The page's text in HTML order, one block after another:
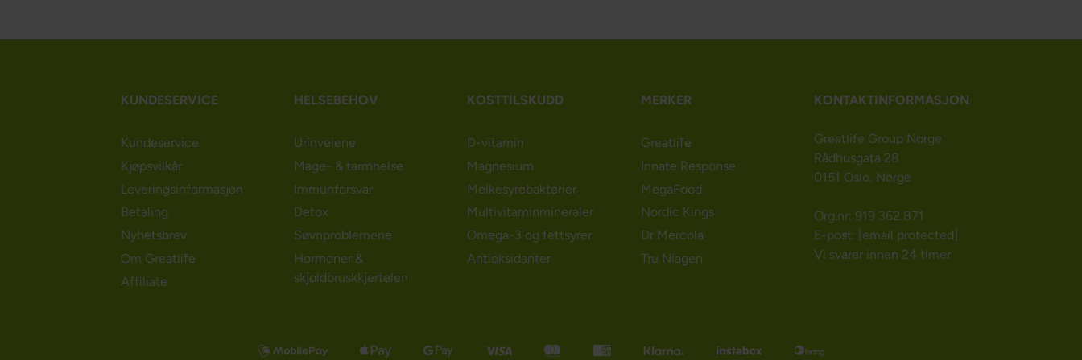
KUNDESERVICE
Kundeservice
Kjøpsvilkår
Leveringsinformasjon
Betaling
Nyhetsbrev
Om Greatlife
Affiliate
HELSEBEHOV
Urinveiene
Mage- & tarmhelse
Immunforsvar
Detox
Søvnproblemene
Hormoner &
skjoldbruskkjertelen
KOSTTILSKUDD
D-vitamin
Magnesium
Melkesyrebakterier
Multivitaminmineraler
Omega-3 og fettsyrer
Antioksidanter
MERKER
Greatlife
Innate Response
MegaFood
Nordic Kings
Dr Mercola
Tru Niagen
KONTAKTINFORMASJON
Greatlife Group Norge
Rådhusgata 28
0151 Oslo, Norge
Org.nr: 919 362 871
E-post: [email protected]
Vi svarer innen 24 timer